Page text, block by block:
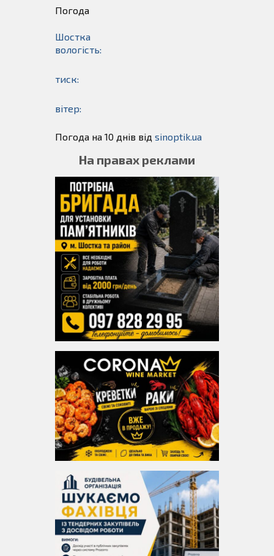
Погода
Шостка
вологість:
тиск:
вітер:
Погода на 10 днів від sinoptik.ua
На правах реклами